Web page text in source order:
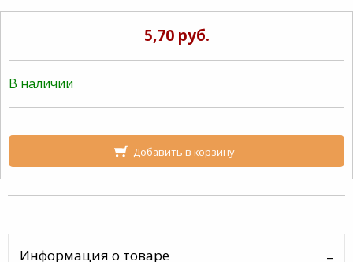
5,70 руб.
В наличии
Добавить в корзину
Информация о товаре